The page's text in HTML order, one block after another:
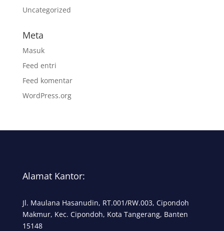
Uncategorized
Meta
Masuk
Feed entri
Feed komentar
WordPress.org
Alamat Kantor:
Jl. Maulana Hasanudin, RT.001/RW.003, Cipondoh
Makmur, Kec. Cipondoh, Kota Tangerang, Banten
15148